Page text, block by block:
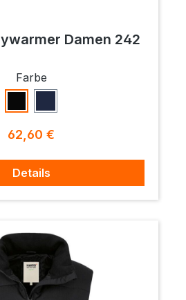
Damen 242
Farbeauswählen
Schwarz
Tinte
Regulärer Preis:
62,60 €
Details